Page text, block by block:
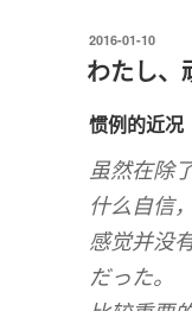
发
布
于
2016-01-10
わたし、
惯例的近况
虽然在除
什么自信
感觉并没
だった。